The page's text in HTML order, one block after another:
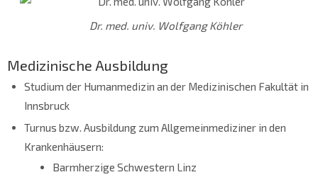
Dr. med. univ. Wolfgang Köhler
Medizinische Ausbildung
Studium der Humanmedizin an der Medizinischen Fakultät in
Innsbruck
Turnus bzw. Ausbildung zum Allgemeinmediziner in den
Krankenhäusern:
Barmherzige Schwestern Linz